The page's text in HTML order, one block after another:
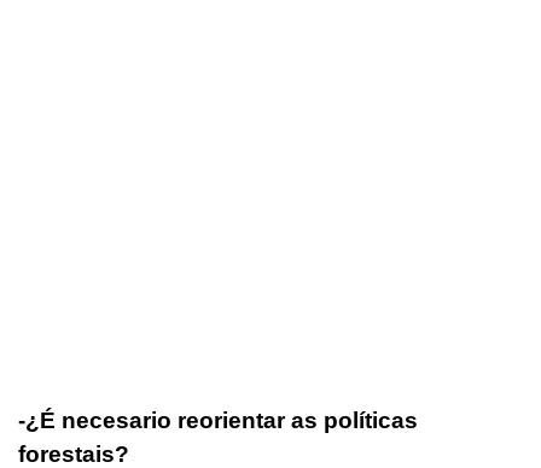
-¿É necesario reorientar as políticas
forestais?